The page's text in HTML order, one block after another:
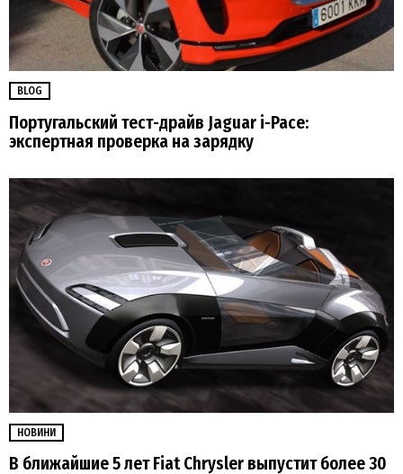
BLOG
Португальский тест-драйв Jaguar i-Pace:
экспертная проверка на зарядку
НОВИНИ
В ближайшие 5 лет Fiat Chrysler выпустит более 30